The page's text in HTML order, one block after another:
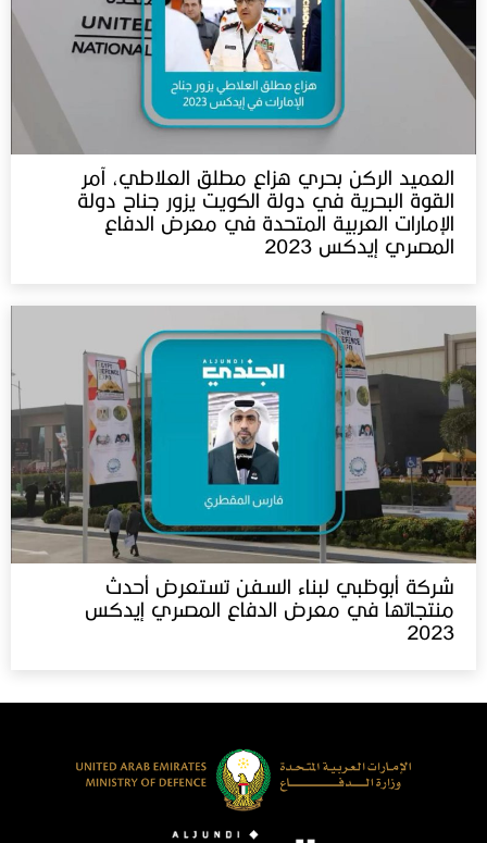
العميد الركن بحري هزاع مطلق العلاطي، آمر
القوة البحرية في دولة الكويت يزور جناح دولة
الإمارات العربية المتحدة في معرض الدفاع
المصري إيدكس 2023
شركة أبوظبي لبناء السفن تستعرض أحدث
منتجاتها في معرض الدفاع المصري إيدكس‬⁩
2023